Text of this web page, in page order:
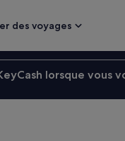
des voyages
lorsque vous